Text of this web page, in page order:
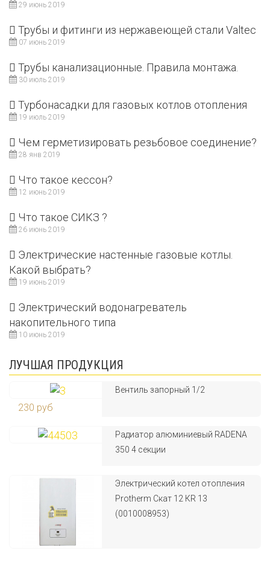
29 июнь 2019
Трубы и фитинги из нержавеющей стали Valtec
07 июнь 2019
Трубы канализационные. Правила монтажа.
30 июль 2019
Турбонасадки для газовых котлов отопления
19 июль 2019
Чем герметизировать резьбовое соединение?
28 янв 2019
Что такое кессон?
12 июнь 2019
Что такое СИКЗ ?
26 июнь 2019
Электрические настенные газовые котлы.
Какой выбрать?
19 июнь 2019
Электрический водонагреватель
накопительного типа
10 июнь 2019
ЛУЧШАЯ ПРОДУКЦИЯ
Вентиль запорный 1/2
230 руб
Радиатор алюминиевый RADENA
350 4 секции
Электрический котел отопления
Protherm Скат 12 КR 13
(0010008953)